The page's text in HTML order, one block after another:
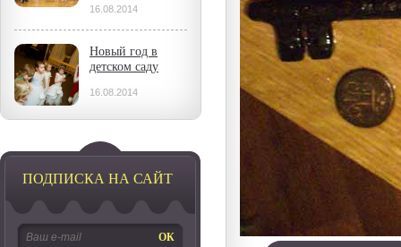
16.08.2014
Новый год в
детском саду
16.08.2014
ПОДПИСКА НА САЙТ